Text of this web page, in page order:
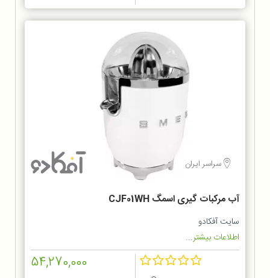
سراسر ایران
آب مرکبات گیری اسمگ CJF01WH
سایت آفکادو
اطلاعات بیشتر...
54,270,000